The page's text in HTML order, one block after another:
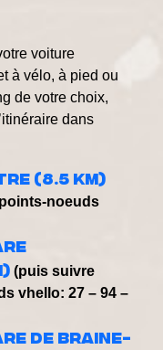
voiture
à vélo, à pied ou
de votre choix,
dans
(8.5 km)
noeuds
(puis suivre
vhello: 27 – 94 –
de Braine-